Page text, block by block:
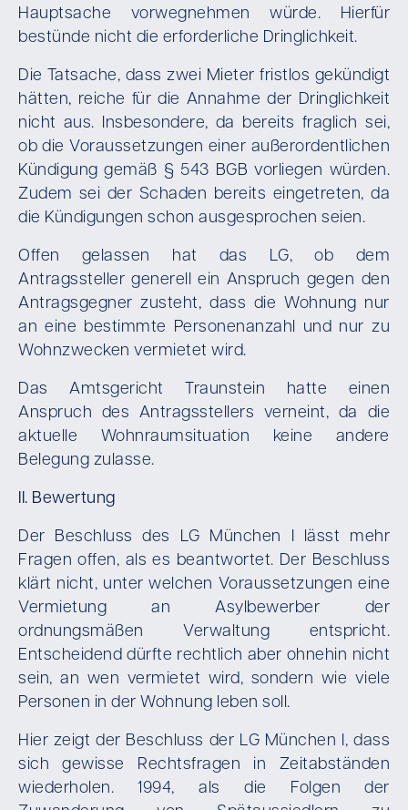
Hauptsache vorwegnehmen würde. Hierfür
bestünde nicht die erforderliche Dringlichkeit.
Die Tatsache, dass zwei Mieter fristlos gekündigt
hätten, reiche für die Annahme der Dringlichkeit
nicht aus. Insbesondere, da bereits fraglich sei,
ob die Voraussetzungen einer außerordentlichen
Kündigung gemäß § 543 BGB vorliegen würden.
Zudem sei der Schaden bereits eingetreten, da
die Kündigungen schon ausgesprochen seien.
Offen gelassen hat das LG, ob dem
Antragssteller generell ein Anspruch gegen den
Antragsgegner zusteht, dass die Wohnung nur
an eine bestimmte Personenanzahl und nur zu
Wohnzwecken vermietet wird.
Das Amtsgericht Traunstein hatte einen
Anspruch des Antragsstellers verneint, da die
aktuelle Wohnraumsituation keine andere
Belegung zulasse.
II. Bewertung
Der Beschluss des LG München I lässt mehr
Fragen offen, als es beantwortet. Der Beschluss
klärt nicht, unter welchen Voraussetzungen eine
Vermietung an Asylbewerber der
ordnungsmäßen Verwaltung entspricht.
Entscheidend dürfte rechtlich aber ohnehin nicht
sein, an wen vermietet wird, sondern wie viele
Personen in der Wohnung leben soll.
Hier zeigt der Beschluss der LG München I, dass
sich gewisse Rechtsfragen in Zeitabständen
wiederholen. 1994, als die Folgen der